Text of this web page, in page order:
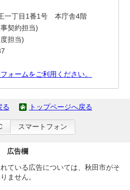
一丁目1番1号 本庁舎4階
契約担当)
担当)
ォームをご利用ください。
る トップページへ戻る
スマートフォン
広告欄
ている広告については、秋田市がそ
ません。